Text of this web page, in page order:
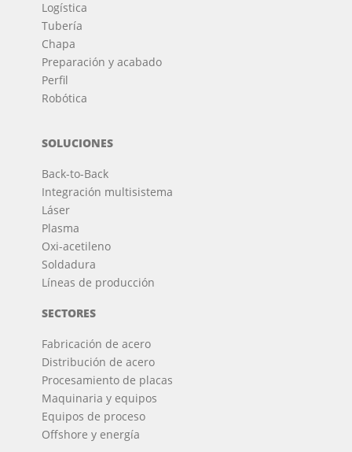
Logística
Tubería
Chapa
Preparación y acabado
Perfil
Robótica
SOLUCIONES
Back-to-Back
Integración multisistema
Láser
Plasma
Oxi-acetileno
Soldadura
Líneas de producción
SECTORES
Fabricación de acero
Distribución de acero
Procesamiento de placas
Maquinaria y equipos
Equipos de proceso
Offshore y energía